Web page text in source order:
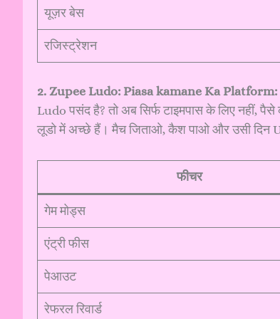
यूज़र बेस
रजिस्ट्रेशन
2. Zupee Ludo: Piasa kamane Ka Platform:
Ludo पसंद है? तो अब सिर्फ टाइमपास के लिए नहीं,
लूडो में अच्छे हैं। मैच जिताओ, कैश पाओ और उसी दिन
फीचर
गेम मोड्स
एंट्री फीस
पेआउट
रेफरल रिवार्ड